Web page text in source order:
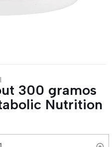
|
300 gramos
Nutrition